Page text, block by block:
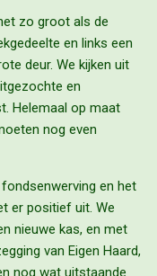
zo groot als de
en links een
deur. We kijken uit
en
Helemaal op maat
nog even
en het
er positief uit. We
nieuwe kas, en met
van Eigen Haard,
nog wat uitstaande